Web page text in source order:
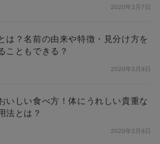
2020年3月7日
は？名前の由来や特徴・見分け方を
こともできる？
2020年3月9日
いしい食べ方！体にうれしい貴重な
法とは？
2020年3月9日